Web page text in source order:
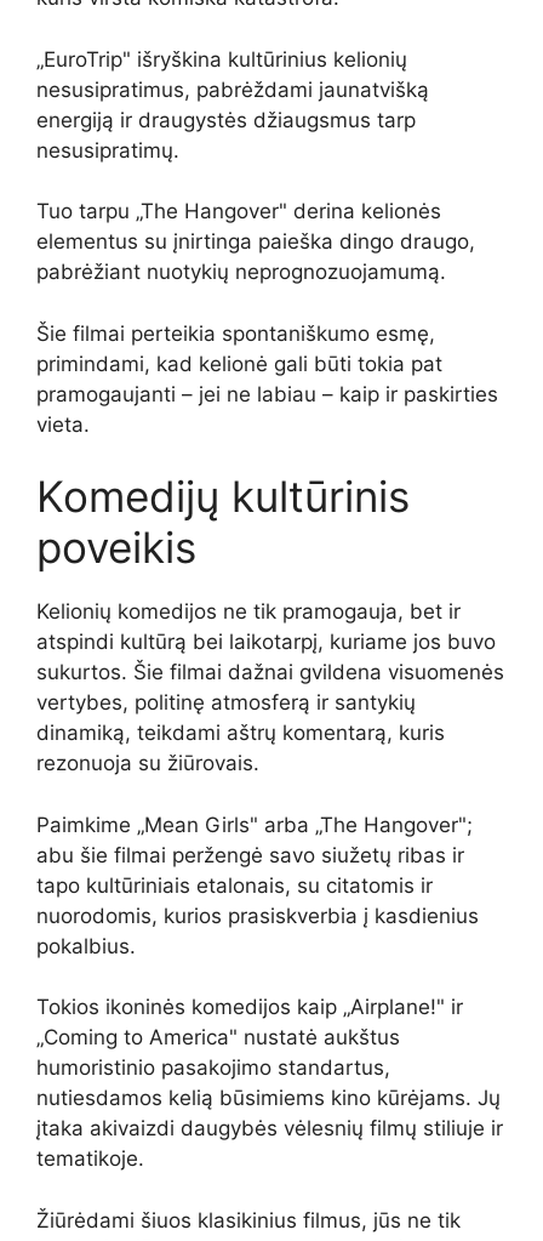
„EuroTrip" išryškina kultūrinius kelionių
nesusipratimus, pabrėždami jaunatvišką
energiją ir draugystės džiaugsmus tarp
nesusipratimų.
Tuo tarpu „The Hangover" derina kelionės
elementus su įnirtinga paieška dingo draugo,
pabrėžiant nuotykių neprognozuojamumą.
Šie filmai perteikia spontaniškumo esmę,
primindami, kad kelionė gali būti tokia pat
pramogaujanti – jei ne labiau – kaip ir paskirties
vieta.
Komedijų kultūrinis
poveikis
Kelionių komedijos ne tik pramogauja, bet ir
atspindi kultūrą bei laikotarpį, kuriame jos buvo
sukurtos. Šie filmai dažnai gvildena visuomenės
vertybes, politinę atmosferą ir santykių
dinamiką, teikdami aštrų komentarą, kuris
rezonuoja su žiūrovais.
Paimkime „Mean Girls" arba „The Hangover";
abu šie filmai peržengė savo siužetų ribas ir
tapo kultūriniais etalonais, su citatomis ir
nuorodomis, kurios prasiskverbia į kasdienius
pokalbius.
Tokios ikoninės komedijos kaip „Airplane!" ir
„Coming to America" nustatė aukštus
humoristinio pasakojimo standartus,
nutiesdamos kelią būsimiems kino kūrėjams. Jų
įtaka akivaizdi daugybės vėlesnių filmų stiliuje ir
tematikoje.
Žiūrėdami šiuos klasikinius filmus, jūs ne tik